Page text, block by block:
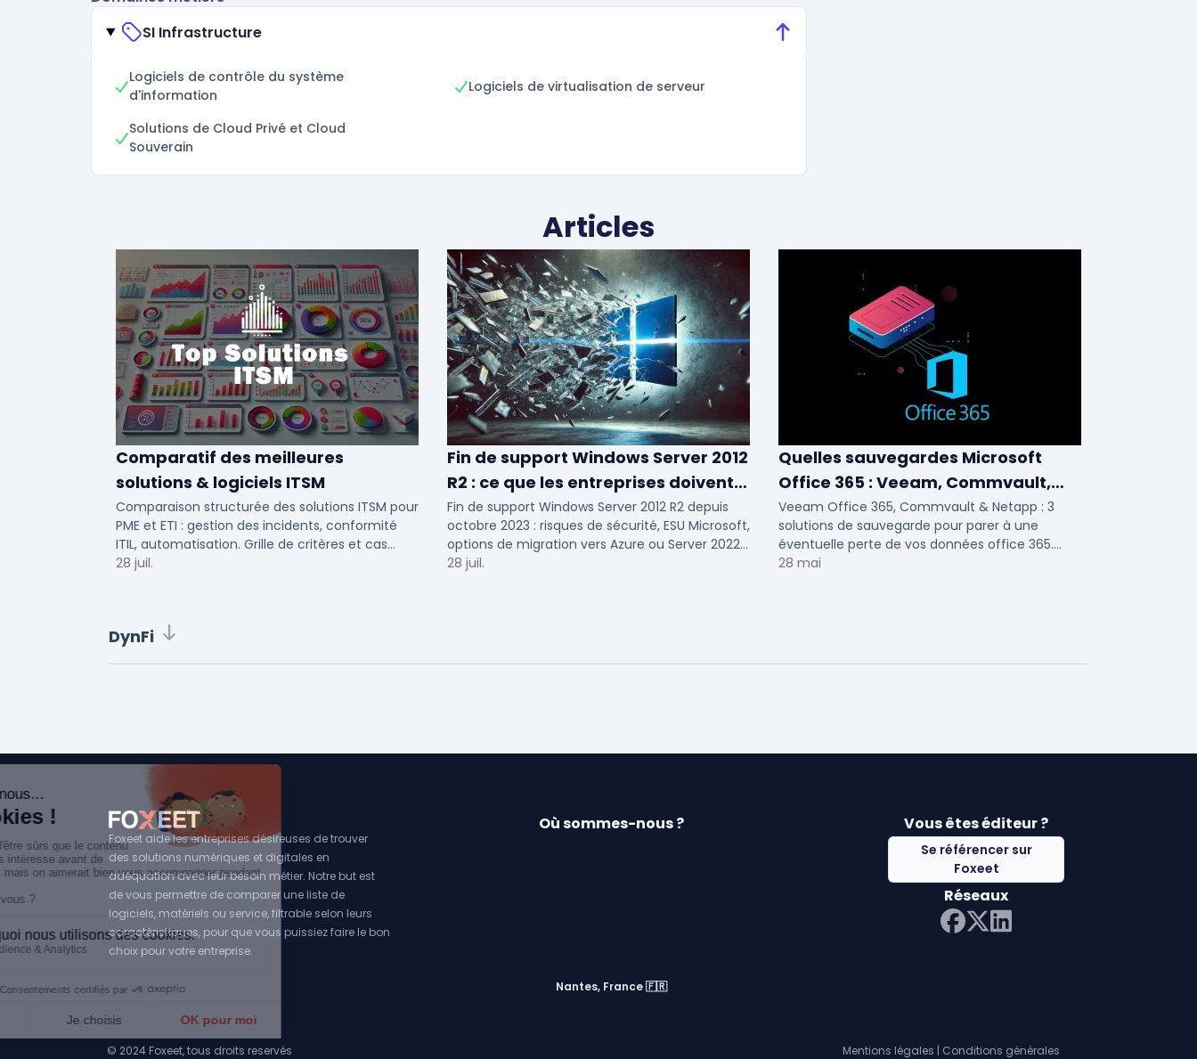
SI Infrastructure
Logiciels de contrôle du système
d'information
Logiciels de virtualisation de serveur
Solutions de Cloud Privé et Cloud
Souverain
Articles
Comparatif des meilleures
solutions & logiciels ITSM
Comparaison structurée des solutions ITSM pour
PME et ETI : gestion des incidents, conformité
ITIL, automatisation. Grille de critères et cas
d'usage par taille d'entreprise.
28 juil.
Fin de support Windows Server 2012
R2 : ce que les entreprises doivent
savoir
Fin de support Windows Server 2012 R2 depuis
octobre 2023 : risques de sécurité, ESU Microsoft,
options de migration vers Azure ou Server 2022
pour TPE, PME et ETI.
28 juil.
Quelles sauvegardes Microsoft
Office 365 : Veeam, Commvault,
Netapp
Veeam Office 365, Commvault & Netapp : 3
solutions de sauvegarde pour parer à une
éventuelle perte de vos données office 365.
Voici notre ...
28 mai
DynFi
Foxeet aide les entreprises désireuses de trouver
des solutions numériques et digitales en
adéquation avec leur besoin métier. Notre but est
de vous permettre de comparer une liste de
logiciels, matériels ou service, filtrable selon leurs
caractéristiques, pour que vous puissiez faire le bon
choix pour votre entreprise.
Où sommes-nous ?
Nantes, France 🇫🇷
Vous êtes éditeur ?
Se référencer sur
Foxeet
Réseaux
Mentions légales | Conditions générales
© 2024 Foxeet, tous droits reservés